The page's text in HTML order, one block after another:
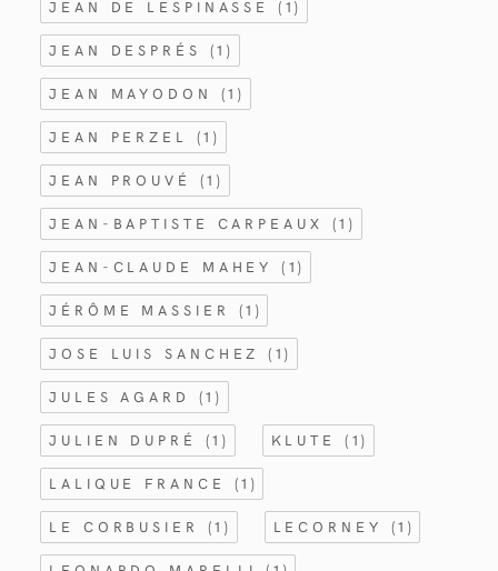
JEAN DE LESPINASSE(1)
JEAN DESPRÉS (1)
JEAN MAYODON (1)
JEAN PERZEL (1)
JEAN PROUVÉ (1)
JEAN-BAPTISTE CARPEAUX (1)
JEAN-CLAUDE MAHEY(1)
JÉRÔME MASSIER (1)
JOSE LUIS SANCHEZ(1)
JULES AGARD (1)
JULIEN DUPRÉ (1) KLUTE (1)
LALIQUE FRANCE (1)
LE CORBUSIER (1) LECORNEY (1)